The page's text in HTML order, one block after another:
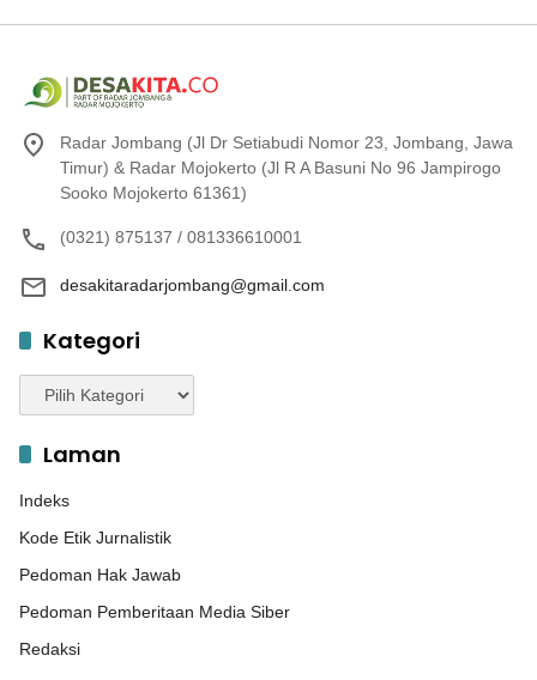
Radar Jombang (Jl Dr Setiabudi Nomor 23, Jombang, Jawa
Timur) & Radar Mojokerto (Jl R A Basuni No 96 Jampirogo
Sooko Mojokerto 61361)
(0321) 875137 / 081336610001
desakitaradarjombang@gmail.com
Kategori
Kategori
Laman
Indeks
Kode Etik Jurnalistik
Pedoman Hak Jawab
Pedoman Pemberitaan Media Siber
Redaksi